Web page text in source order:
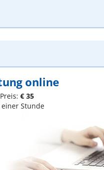
online
€ 35
Stunde